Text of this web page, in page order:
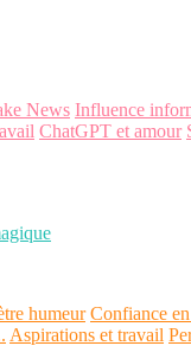
News Influence
ChatGPT et amour
humeur Confiance
Aspirations et travail